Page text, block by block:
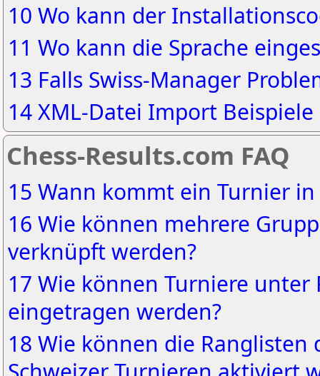
10 Wo kann der
11 Wo kann die Sprache
13 Falls Swiss-Manager
14 XML-Datei Import Beispiele
Chess-Results.com FAQ
15 Wann kommt ein Turnier in
16 Wie können mehrere
verknüpft werden?
17 Wie können Turniere unter
eingetragen werden?
18 Wie können die